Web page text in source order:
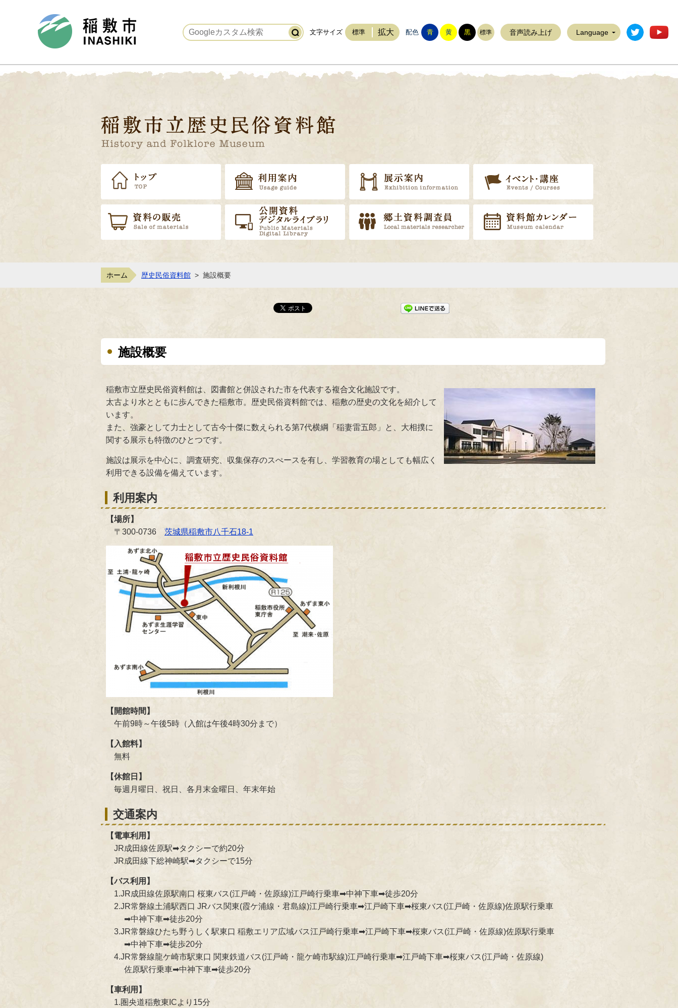
文字サイズ 標準 拡大 配色 青 黄 黒 標準 音声読み上げ Language 稲敷市
トップ
資料の販売 公開資料・デジタルライブラリ 郷土資料調査員
ホーム 歴史民俗資料館 > 施設概要
施設概要
稲敷市立歴史民俗資料館は、図書館と併設された市を代表する複合文化施設です。
太古より水とともに歩んできた稲敷市。歴史民俗資料館では、稲敷の歴史の文化を紹介して
います。
また、強豪として力士として古今十傑に数えられる第7代横綱「稲妻雷五郎」と、大相撲に
関する展示も特徴のひとつです。
施設は展示を中心に、調査研究、収集保存のスぺースを有し、学習教育の場としても幅広く
利用できる設備を備えています。
利用案内
【場所】
〒300-0736 茨城県稲敷市八千石18-1
【開館時間】
午前9時～午後5時（入館は午後4時30分まで）
【入館料】
無料
【休館日】
毎週月曜日、祝日、各月末金曜日、年末年始
交通案内
【電車利用】
JR成田線佐原駅➡タクシーで約20分
JR成田線下総神崎駅➡タクシーで15分
【バス利用】
1.JR成田線佐原駅南口 桜東バス(江戸崎・佐原線)江戸崎行乗車➡中神下車➡徒歩20分
2.JR常磐線土浦駅西口 JRバス関東(霞ケ浦線・君島線)江戸崎行乗車➡江戸崎下車➡桜東バス(江戸崎・佐原線)佐原駅行乗車
➡中神下車➡徒歩20分
3.JR常磐線ひたち野うしく駅東口 稲敷エリア広域バス江戸崎行乗車➡江戸崎下車➡桜東バス(江戸崎・佐原線)佐原駅行乗車
➡中神下車➡徒歩20分
4.JR常磐線龍ケ崎市駅東口 関東鉄道バス(江戸崎・龍ケ崎市駅線)江戸崎行乗車➡江戸崎下車➡桜東バス(江戸崎・佐原線)
佐原駅行乗車➡中神下車➡徒歩20分
【車利用】
1.圏央道稲敷東ICより15分